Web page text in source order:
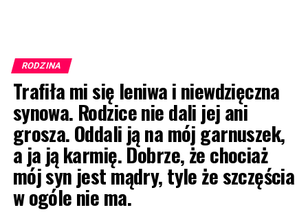
RODZINA
Trafiła mi się leniwa i niewdzięczna
synowa. Rodzice nie dali jej ani
grosza. Oddali ją na mój garnuszek,
a ja ją karmię. Dobrze, że chociaż
mój syn jest mądry, tyle że szczęścia
w ogóle nie ma.